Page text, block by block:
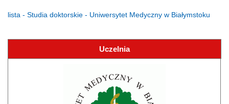
lista - Studia doktorskie - Uniwersytet Medyczny w Białymstoku
Uczelnia